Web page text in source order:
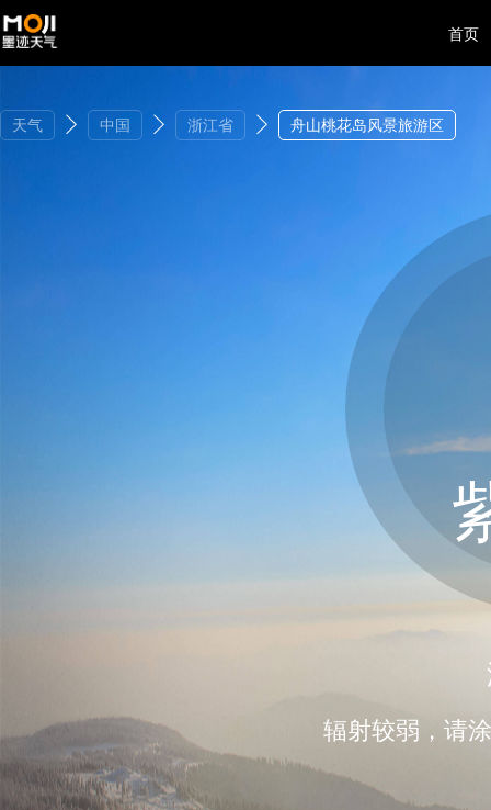
首页
天气 中国 浙江省 舟山桃花岛风景旅游区
辐射较弱，请